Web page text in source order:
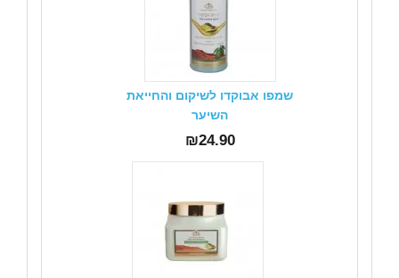
שמפו אבוקדו לשיקום והחייאת
השיער
₪24.90